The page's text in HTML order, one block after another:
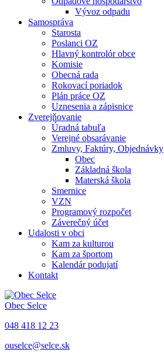
Vývoz odpadu
Samospráva
Starosta
Poslanci OZ
Hlavný kontrolór obce
Komisie
Obecná rada
Rokovací poriadok
Plán práce OZ
Uznesenia a zápisnice
Zverejňovanie
Úradná tabuľa
Verejné obsarávanie
Zmluvy, Faktúry, Objednávky
Obec
Základná škola
Materská škola
Smernice
VZN
Programový rozpočet
Záverečný účet
Udalosti v obci
Kam za kulturou
Kam za športom
Kalendár podujatí
Kontakt
Obec Selce
048 418 12 23
ouselce@selce.sk